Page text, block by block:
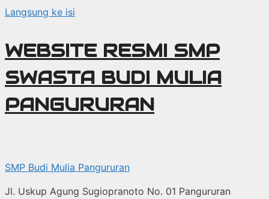
Langsung ke isi
WEBSITE RESMI SMP
SWASTA BUDI MULIA
PANGURURAN
SMP Budi Mulia Pangururan
Jl. Uskup Agung Sugiopranoto No. 01 Pangururan